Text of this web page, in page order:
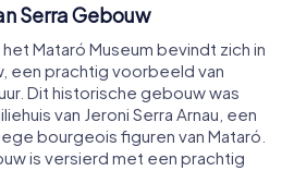
Serra Gebouw
Mataró Museum bevindt zich in
een prachtig voorbeeld van
Dit historische gebouw was
van Jeroni Serra Arnau, een
bourgeois figuren van Mataró.
is versierd met een prachtig